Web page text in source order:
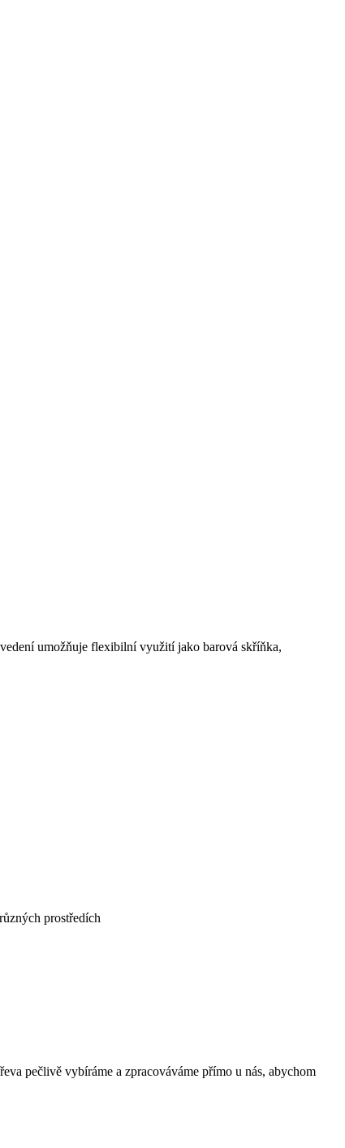
umožňuje flexibilní využití jako barová skříňka,
prostředích
pečlivě vybíráme a zpracováváme přímo u nás, abychom